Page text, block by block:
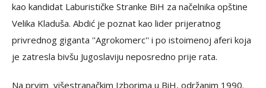
kao kandidat Laburističke Stranke BiH za načelnika opštine
Velika Kladuša. Abdić je poznat kao lider prijeratnog
privrednog giganta ''Agrokomerc'' i po istoimenoj aferi koja
je zatresla bivšu Jugoslaviju neposredno prije rata.
Na prvim višestranačkim Izborima u BiH, održanim 1990.